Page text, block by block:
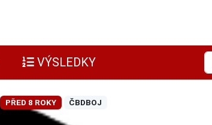
VÝSLEDKY
PŘED 8 ROKY ČBDBOJ